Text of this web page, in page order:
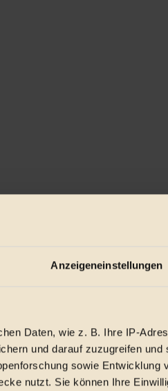
Anzeigeneinstellungen
Daten, wie z. B. Ihre IP-
und darauf zuzugreifen und
sowie Entwicklung
nutzt. Sie können Ihre
Dokumentarfilm First Position